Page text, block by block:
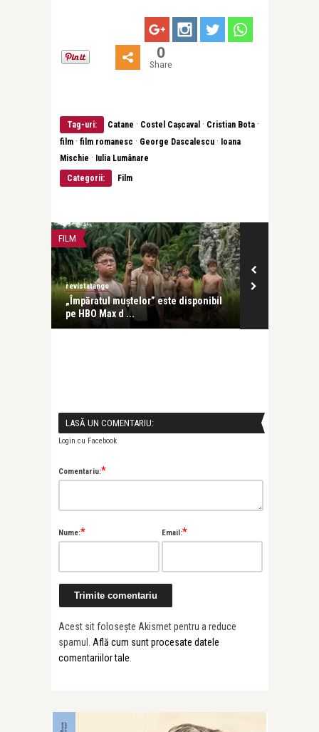
0
Share
Tag-uri: Catane · Costel Cașcaval · Cristian Bota ·
film · film romanesc · George Dascalescu · Ioana
Mischie · Iulia Lumânare
Categorii:
Film
FILM
revistatango
„Împăratul muștelor” este disponibil
pe HBO Max d ...
LASĂ UN COMENTARIU:
Login cu Facebook
Comentariu:*
Nume:* Email:*
Acest sit folosește Akismet pentru a reduce
spamul. Află cum sunt procesate datele
comentariilor tale